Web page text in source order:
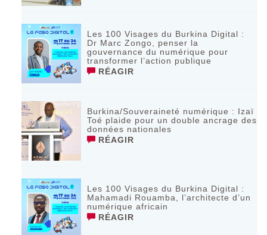
Les 100 Visages du Burkina Digital :
Dr Marc Zongo, penser la
gouvernance du numérique pour
transformer l’action publique
RÉAGIR
Burkina/Souveraineté numérique : Izaï
Toé plaide pour un double ancrage des
données nationales
RÉAGIR
Les 100 Visages du Burkina Digital :
Mahamadi Rouamba, l’architecte d’un
numérique africain
RÉAGIR